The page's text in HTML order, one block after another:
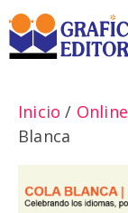
Saltar
al
contenido
Inicio / Online
Blanca